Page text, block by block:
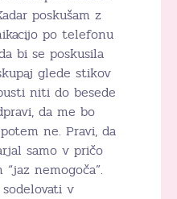
poskušam z
po telefonu
bi se poskusila
glede stikov
niti do besede
da me bo
ne. Pravi, da
samo v pričo
nemogoča”.
v